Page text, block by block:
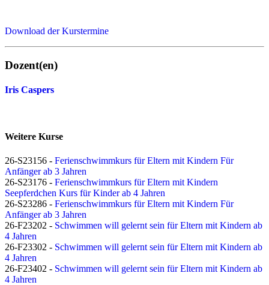
Download der Kurstermine
Dozent(en)
Iris Caspers
Weitere Kurse
26-S23156 - Ferienschwimmkurs für Eltern mit Kindern Für
Anfänger ab 3 Jahren
26-S23176 - Ferienschwimmkurs für Eltern mit Kindern
Seepferdchen Kurs für Kinder ab 4 Jahren
26-S23286 - Ferienschwimmkurs für Eltern mit Kindern Für
Anfänger ab 3 Jahren
26-F23202 - Schwimmen will gelernt sein für Eltern mit Kindern ab
4 Jahren
26-F23302 - Schwimmen will gelernt sein für Eltern mit Kindern ab
4 Jahren
26-F23402 - Schwimmen will gelernt sein für Eltern mit Kindern ab
4 Jahren